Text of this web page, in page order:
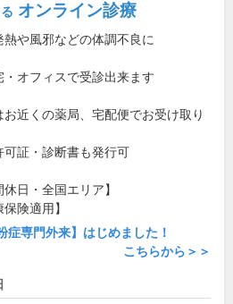
オンライン診療
熱や風邪などの体調不良に
・オフィスで受診出来ます
お近くの薬局、宅配便でお受け取り
可証・診断書も発行可
休日・全国エリア】
保険適用】
症専門外来】はじめました！
こちらから＞＞